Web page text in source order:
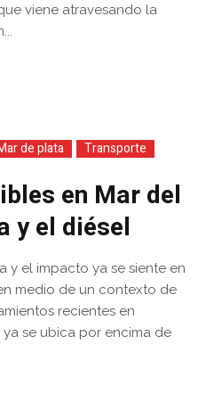
viene atravesando la
de plata Transporte
en Mar del
y el diésel
y el impacto ya se siente en
medio de un contexto de
recientes en
se ubica por encima de